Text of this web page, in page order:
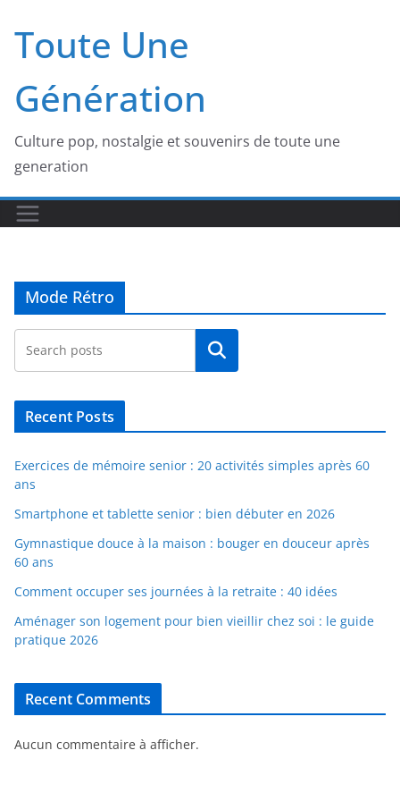
au
contenu
Toute Une
Génération
Culture pop, nostalgie et souvenirs de toute une
generation
Mode Rétro
Rechercher
Recent Posts
Exercices de mémoire senior : 20 activités simples après 60
ans
Smartphone et tablette senior : bien débuter en 2026
Gymnastique douce à la maison : bouger en douceur après
60 ans
Comment occuper ses journées à la retraite : 40 idées
Aménager son logement pour bien vieillir chez soi : le guide
pratique 2026
Recent Comments
Aucun commentaire à afficher.